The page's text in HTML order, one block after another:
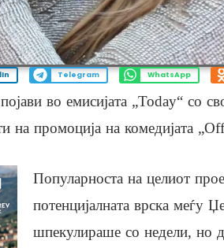
Telegram WhatsApp
во емисијата „Today“ со
на промоција на комедијата
Популарноста на целиот
потенцијалната врска меѓу
шпекулираше со недели, но